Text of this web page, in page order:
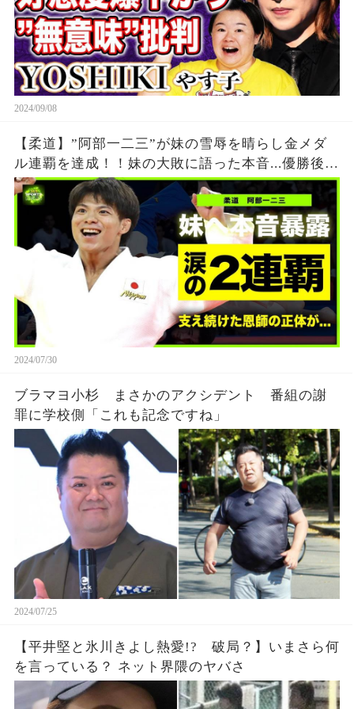
2024/09/08
【柔道】”阿部一二三”が妹の雪辱を晴らし金メダ
ル連覇を達成！！妹の大敗に語った本音...優勝後に
流した涙に日本国民が涙腺崩壊！！阿部兄弟を支
え続けた恩師との約束の真相とは...
2024/07/30
ブラマヨ小杉 まさかのアクシデント 番組の謝
罪に学校側「これも記念ですね」
2024/07/25
【平井堅と氷川きよし熱愛!? 破局？】いまさら何
を言っている？ ネット界隈のヤバさ